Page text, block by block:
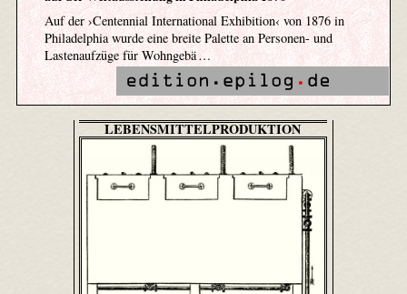
Auf der ›Centennial International Exhibition‹ von 1876 in
Philadelphia wurde eine breite Palette an Personen- und
Lastenaufzüge für Wohngebä …
LEBENSMITTELPRODUKTION